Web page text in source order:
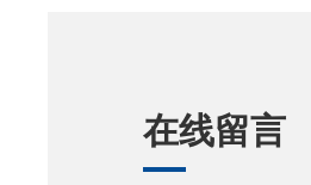
在线留言